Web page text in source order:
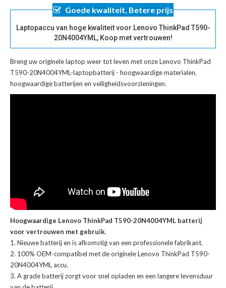
Goede kwaliteit, Betere prijs
Laptopaccu van hoge kwaliteit voor Lenovo ThinkPad T590-
20N4004YML, Koop met vertrouwen!
Breng uw originele laptop weer tot leven met onzeLenovo ThinkPad
T590-20N4004YML-laptopbatterij - hoogwaardige materialen,
hoogwaardige batterijen en veiligheidsvoorzieningen.
Hoogwaardige Lenovo ThinkPad T590-20N4004YML batterij
voor vertrouwen met gebruik.
Nieuwe batterij en is afkomstig van een professionele fabrikant.
100% OEM-compatibel met deoriginele Lenovo ThinkPad T590-
20N4004YML accu.
A grade batterij zorgt voor snel opladen en een langere levensduur